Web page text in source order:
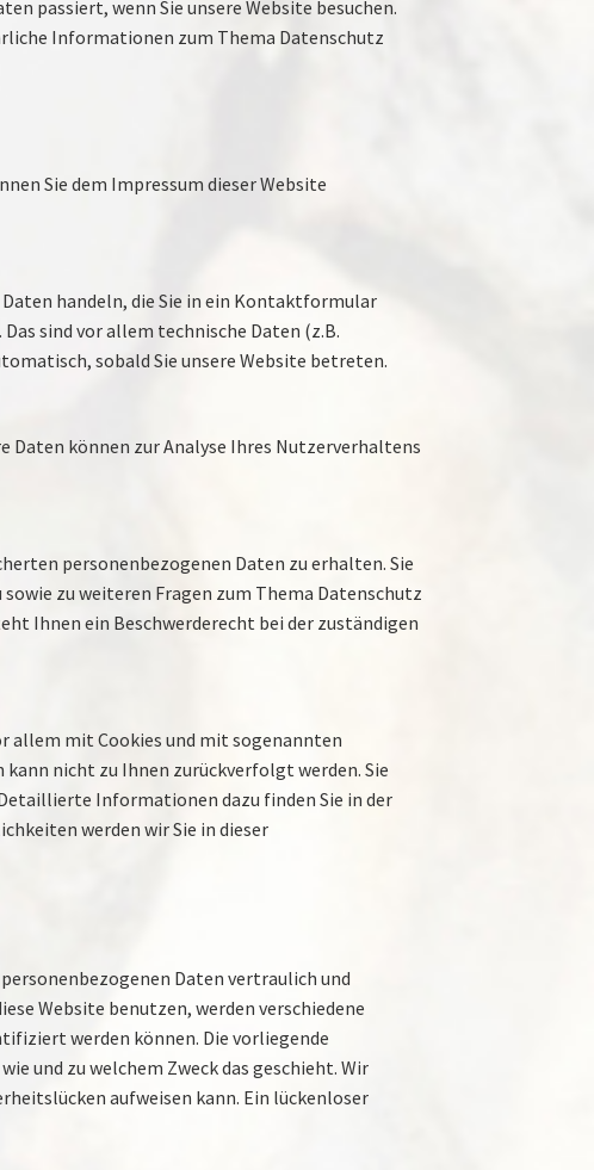
passiert, wenn Sie unsere Website besuchen.
Informationen zum Thema Datenschutz
Sie dem Impressum dieser Website
Daten handeln, die Sie in ein Kontaktformular
sind vor allem technische Daten (z.B.
sobald Sie unsere Website betreten.
Daten können zur Analyse Ihres Nutzerverhaltens
personenbezogenen Daten zu erhalten. Sie
zu weiteren Fragen zum Thema Datenschutz
Ihnen ein Beschwerderecht bei der zuständigen
allem mit Cookies und mit sogenannten
nicht zu Ihnen zurückverfolgt werden. Sie
Informationen dazu finden Sie in der
werden wir Sie in dieser
Daten vertraulich und
Website benutzen, werden verschiedene
werden können. Die vorliegende
und zu welchem Zweck das geschieht. Wir
aufweisen kann. Ein lückenloser